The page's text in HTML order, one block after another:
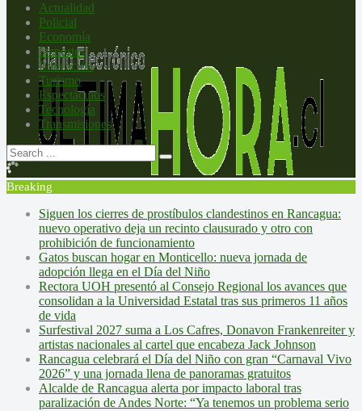
Actualidad
Policial
Economía
Deportes
Educación
Turismo
Espectáculos
Tecnología
Transmisiones
Breaking
Siguen los cierres de prostíbulos clandestinos en Rancagua:
nuevo operativo deja un recinto clausurado y otro con
prohibición de funcionamiento
Gatos buscan hogar en Monticello: nueva jornada de
adopción llega en el Día del Niño
Rectora UOH presentó al Consejo Regional los avances que
consolidan a la Universidad Estatal tras sus primeros 11 años
de vida
Surfestival 2027 suma a Los Cafres, Donavon Frankenreiter y
artistas nacionales al cartel que encabeza Jack Johnson
Rancagua celebrará el Día del Niño con gran “Carnaval Vivo
2026” y una jornada llena de panoramas gratuitos
Alcalde de Rancagua alerta por impacto laboral tras
paralización de Andes Norte: “Ya tenemos un problema serio